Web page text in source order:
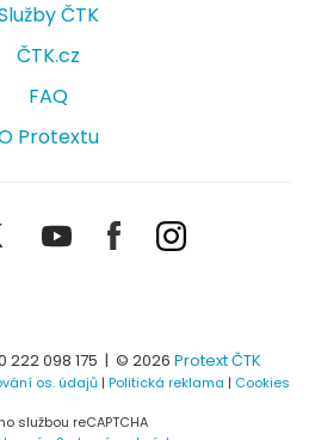
ČTK
ČTK.cz
FAQ
Protextu
TwitterYoutubeFacebookInstagram
222 098 175 | © 2026 Protext ČTK
os. údajů| Politická reklama | Cookies
službou reCAPTCHA